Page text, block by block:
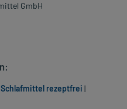
GmbH
Schlafmittel rezeptfrei |